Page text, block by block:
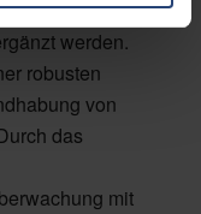
werden.
robusten
von
das
mit